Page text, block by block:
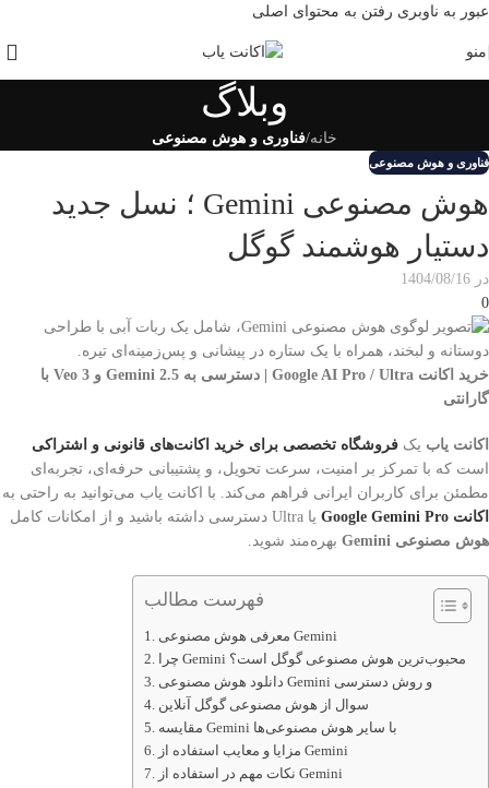
عبور به ناوبری رفتن به محتوای اصلی
منو
وبلاگ
خانه/فناوری و هوش مصنوعی
فناوری و هوش مصنوعی
هوش مصنوعی Gemini ؛ نسل جدید
دستیار هوشمند گوگل
در 1404/08/16
0
خرید اکانت Google AI Pro / Ultra | دسترسی به Gemini 2.5 و Veo 3 با
گارانتی
اکانت یاب یک فروشگاه تخصصی برای خرید اکانت‌های قانونی و اشتراکی
است که با تمرکز بر امنیت، سرعت تحویل، و پشتیبانی حرفه‌ای، تجربه‌ای
مطمئن برای کاربران ایرانی فراهم می‌کند. با اکانت یاب می‌توانید به‌ راحتی به
اکانت Google Gemini Pro
یا Ultra دسترسی داشته باشید و از امکانات کامل
هوش مصنوعی Gemini
بهره‌مند شوید.
فهرست مطالب
معرفی هوش مصنوعی Gemini
چرا Gemini محبوب‌ترین هوش مصنوعی گوگل است؟
دانلود هوش مصنوعی Gemini و روش دسترسی
سوال از هوش مصنوعی گوگل آنلاین
مقایسه Gemini با سایر هوش مصنوعی‌ها
مزایا و معایب استفاده از Gemini
نکات مهم در استفاده از Gemini